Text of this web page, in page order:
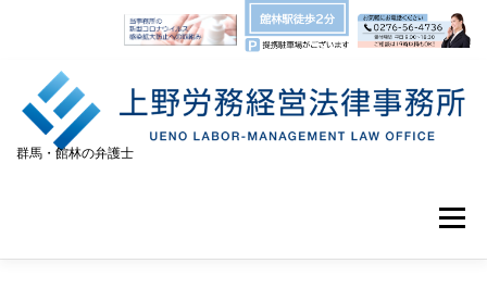
コンテンツへスキップ
群馬・館林の弁護士
メニュー